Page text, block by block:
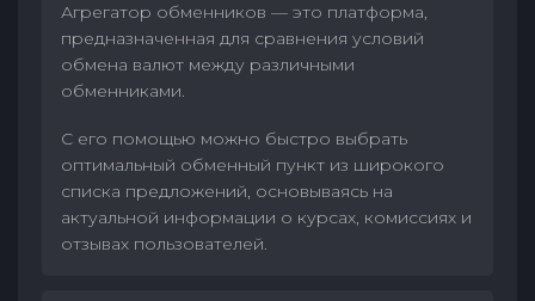
Агрегатор обменников — это платформа,
предназначенная для сравнения условий
обмена валют между различными
обменниками.
С его помощью можно быстро выбрать
оптимальный обменный пункт из широкого
списка предложений, основываясь на
актуальной информации о курсах, комиссиях и
отзывах пользователей.